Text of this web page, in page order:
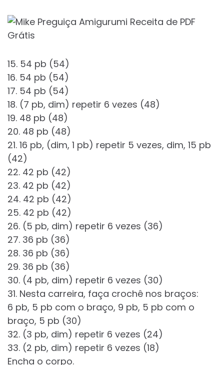
15. 54 pb (54)
16. 54 pb (54)
17. 54 pb (54)
18. (7 pb, dim) repetir 6 vezes (48)
19. 48 pb (48)
20. 48 pb (48)
21. 16 pb, (dim, 1 pb) repetir 5 vezes, dim, 15 pb
(42)
22. 42 pb (42)
23. 42 pb (42)
24. 42 pb (42)
25. 42 pb (42)
26. (5 pb, dim) repetir 6 vezes (36)
27. 36 pb (36)
28. 36 pb (36)
29. 36 pb (36)
30. (4 pb, dim) repetir 6 vezes (30)
31. Nesta carreira, faça crochê nos braços:
6 pb, 5 pb com o braço, 9 pb, 5 pb com o
braço, 5 pb (30)
32. (3 pb, dim) repetir 6 vezes (24)
33. (2 pb, dim) repetir 6 vezes (18)
Encha o corpo.